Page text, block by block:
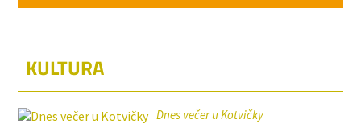
KULTURA
Dnes večer u Kotvičky